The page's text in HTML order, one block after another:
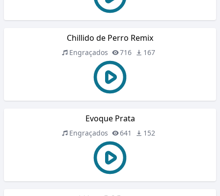
Chillido de Perro Remix
Engraçados 716 167
Evoque Prata
Engraçados 641 152